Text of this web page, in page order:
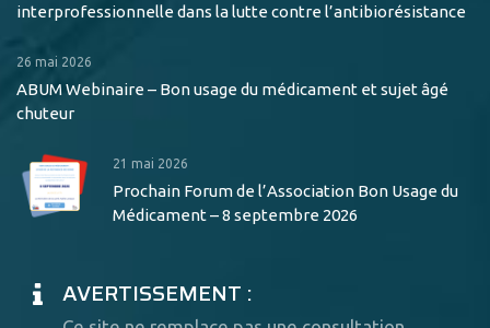
interprofessionnelle dans la lutte contre l’antibiorésistance
26 mai 2026
ABUM Webinaire – Bon usage du médicament et sujet âgé
chuteur
21 mai 2026
Prochain Forum de l’Association Bon Usage du
Médicament – 8 septembre 2026
AVERTISSEMENT :